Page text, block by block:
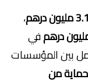
3.1 مليون درهم
،
درهمفي
بين المؤسسات
من